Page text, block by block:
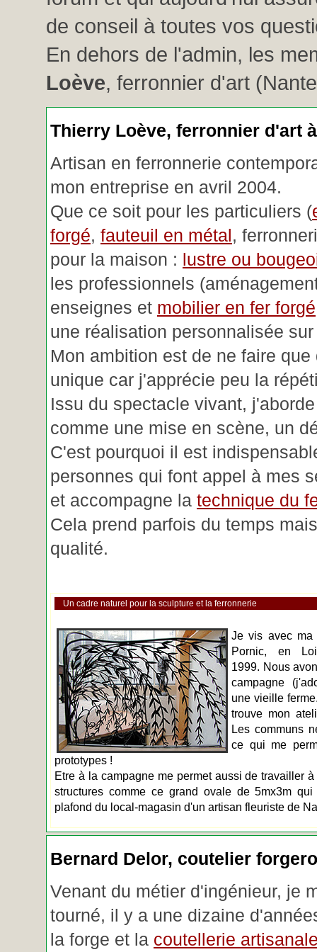
de conseil à toutes vos
En dehors de l'admin, les
Loève, ferronnier d'art
Thierry Loève, ferronnier d'art
Artisan en ferronnerie
mon entreprise en avril 2004.
Que ce soit pour les particuliers (
forgé, fauteuil en métal,
pour la maison : lustre ou
les professionnels
enseignes et mobilier en fer forgé
une réalisation personnalisée
Mon ambition est de ne faire que
unique car j'apprécie peu la
Issu du spectacle vivant,
comme une mise en scène, un
C'est pourquoi il est
personnes qui font appel à mes
et accompagne la technique du
Cela prend parfois du temps
qualité.
Un cadre naturel pour la sculpture et la ferronnerie
Je vis avec ma
Pornic, en
1999. Nous
campagne
une vieille
trouve mon
Les communs
ce qui me
prototypes !
Etre à la campagne me permet aussi de travailler
structures comme ce grand ovale de 5mx3m
plafond du local-magasin d'un artisan fleuriste de
Bernard Delor, coutelier
Venant du métier d'ingénieur, je
tourné, il y a une dizaine
la forge et la coutellerie